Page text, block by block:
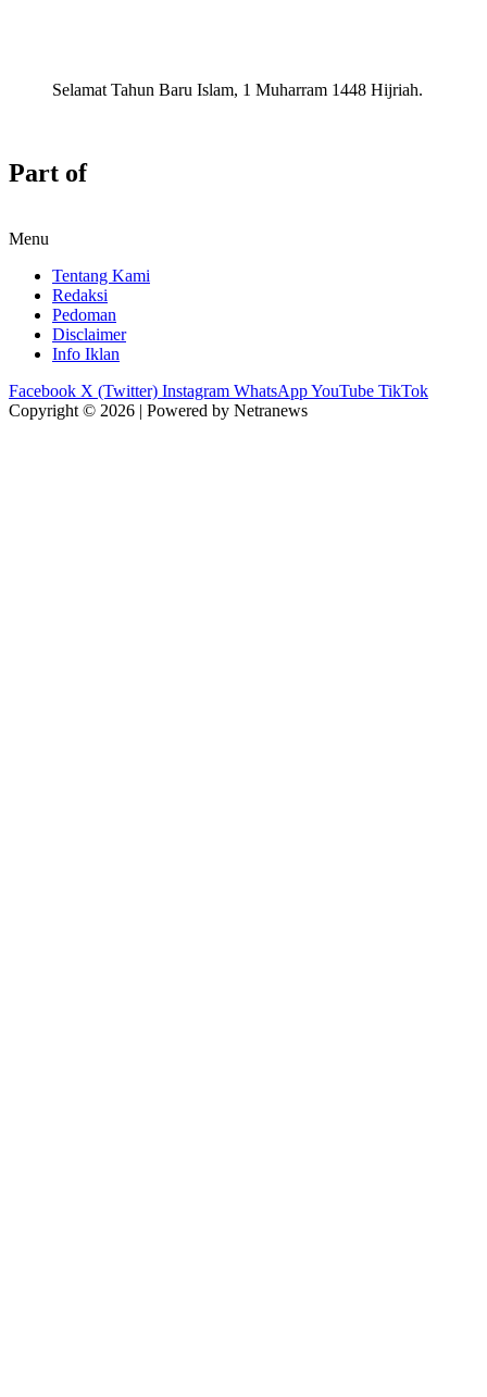
Selamat Tahun Baru Islam, 1 Muharram 1448 Hijriah.
Part of
Menu
Tentang Kami
Redaksi
Pedoman
Disclaimer
Info Iklan
Facebook X (Twitter) Instagram WhatsAppYouTube TikTok
Copyright © 2026 | Powered by Netranews